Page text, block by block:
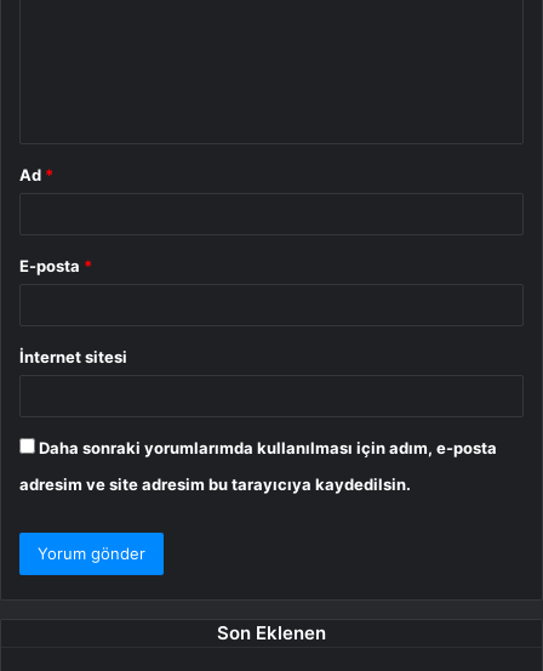
Ad *
E-posta *
İnternet sitesi
Daha sonraki yorumlarımda kullanılması için adım, e-posta
adresim ve site adresim bu tarayıcıya kaydedilsin.
Son Eklenen